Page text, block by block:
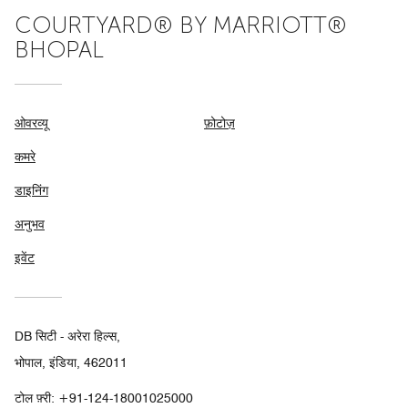
COURTYARD® BY MARRIOTT®
BHOPAL
ओवरव्यू
कमरे
डाइनिंग
अनुभव
इवेंट
फ़ोटोज़
DB सिटी - अरेरा हिल्स,
भोपाल, इंडिया, 462011
टोल फ़्री: +91-124-18001025000